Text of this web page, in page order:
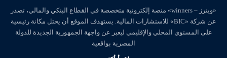
«وينرز – winners» منصة إلكترونية متخصصة في القطاع البنكي والمالي، تصدر
عن شركة «BIC» للاستشارات المالية. يستهدف الموقع أن يحتل مكانة رئيسية
على المستوي المحلي والإقليمي ليعبر عن واجهة الجمهورية الجديدة للدولة
المصرية بواقعية